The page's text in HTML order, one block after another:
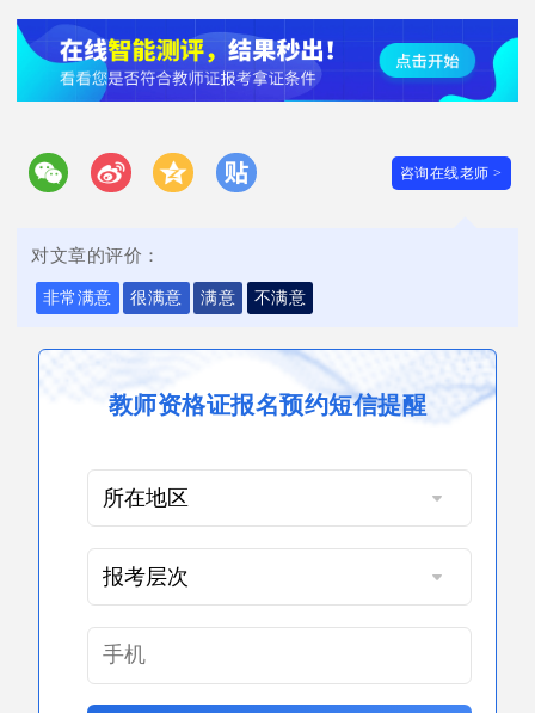
咨询在线老师 >
对文章的评价：
非常满意 很满意 满意 不满意
教师资格证报名预约短信提醒